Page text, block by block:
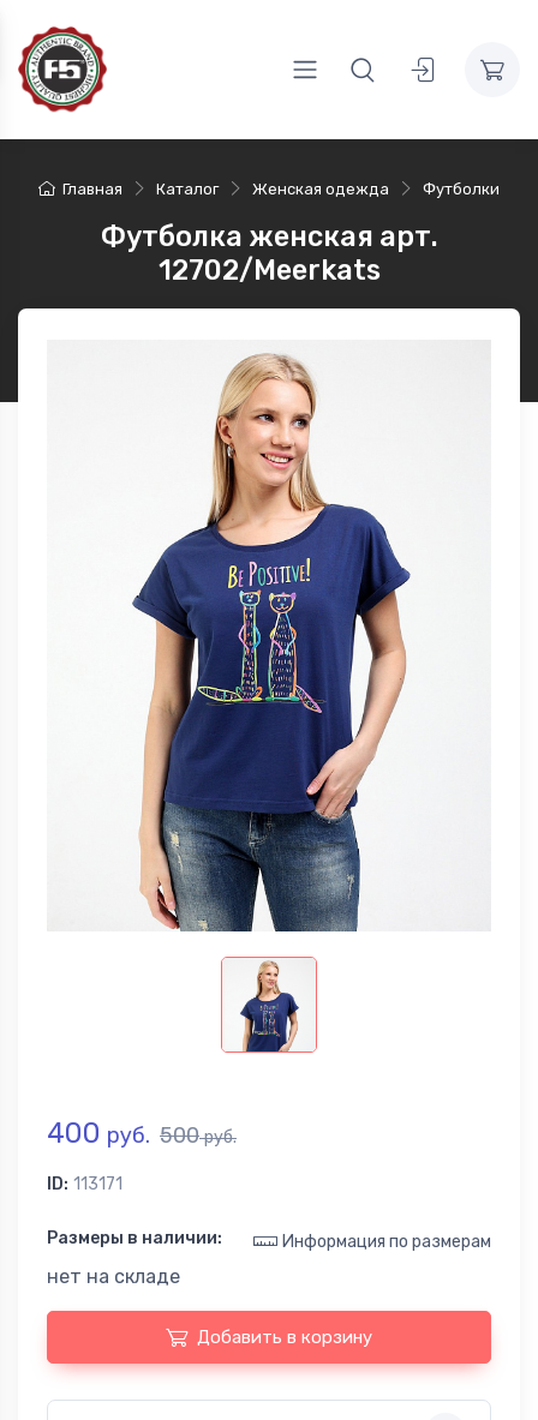
Главная Каталог Женская одежда Футболки
Футболка женская арт.
12702/Meerkats
400 руб. 500руб.
ID: 113171
Размеры в наличии: Информация по размерам
нет на складе
Добавить в корзину